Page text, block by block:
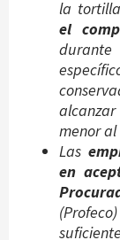
la
el
menor
Las
en